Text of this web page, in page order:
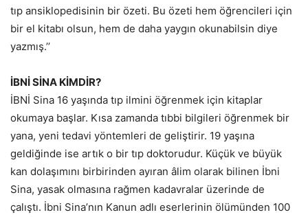
tıp ansiklopedisinin bir özeti. Bu özeti hem öğrencileri için
bir el kitabı olsun, hem de daha yaygın okunabilsin diye
yazmış.’’
İBNİ SİNA KİMDİR?
İBNİ Sina 16 yaşında tıp ilmini öğrenmek için kitaplar
okumaya başlar. Kısa zamanda tıbbi bilgileri öğrenmek bir
yana, yeni tedavi yöntemleri de geliştirir. 19 yaşına
geldiğinde ise artık o bir tıp doktorudur. Küçük ve büyük
kan dolaşımını birbirinden ayıran âlim olarak bilinen İbni
Sina, yasak olmasına rağmen kadavralar üzerinde de
çalıştı. İbni Sina’nın Kanun adlı eserlerinin ölümünden 100